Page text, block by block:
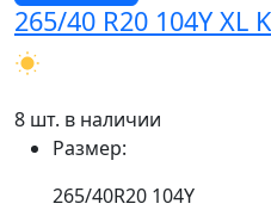
265/40 R20 104Y XL
8 шт. в наличии
Размер:
265/40R20 104Y